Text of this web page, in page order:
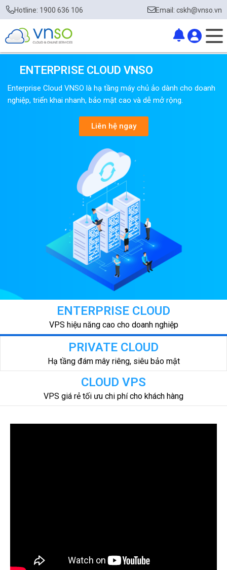
Hotline: 1900 636 106 Email: cskh@vnso.vn
ENTERPRISE CLOUD VNSO
Enterprise Cloud VNSO là hạ tầng máy chủ ảo dành cho doanh
nghiệp, triển khai nhanh, bảo mật cao và dễ mở rộng.
Liên hệ ngay
ENTERPRISE CLOUD
VPS hiệu năng cao cho doanh nghiệp
PRIVATE CLOUD
Hạ tầng đám mây riêng, siêu bảo mật
CLOUD VPS
VPS giá rẻ tối ưu chi phí cho khách hàng